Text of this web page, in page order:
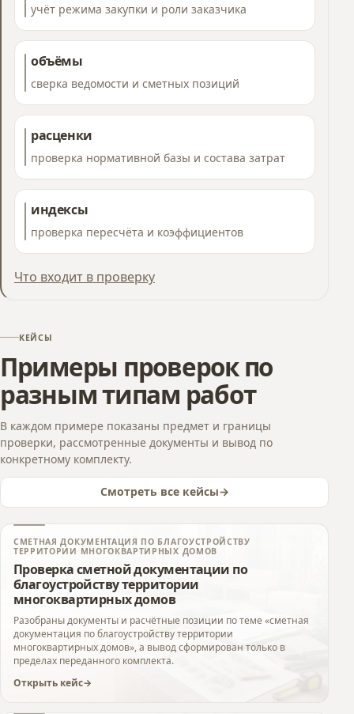
учёт режима закупки и роли заказчика
объёмы
сверка ведомости и сметных позиций
расценки
проверка нормативной базы и состава затрат
индексы
проверка пересчёта и коэффициентов
Что входит в проверку
КЕЙСЫ
Примеры проверок по
разным типам работ
В каждом примере показаны предмет и границы
проверки, рассмотренные документы и вывод по
конкретному комплекту.
Смотреть все кейсы
СМЕТНАЯ ДОКУМЕНТАЦИЯ ПО БЛАГОУСТРОЙСТВУ
ТЕРРИТОРИИ МНОГОКВАРТИРНЫХ ДОМОВ
Проверка сметной документации по
благоустройству территории
многоквартирных домов
Разобраны документы и расчётные позиции по теме «сметная
документация по благоустройству территории
многоквартирных домов», а вывод сформирован только в
пределах переданного комплекта.
Открыть кейс